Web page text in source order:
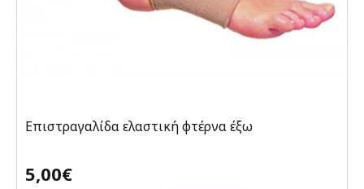
Επιστραγαλίδα ελαστική φτέρνα έξω
5,00€